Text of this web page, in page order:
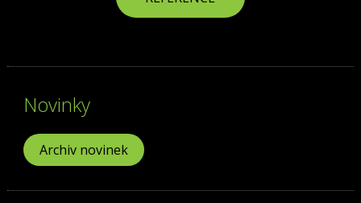
Novinky
Archiv novinek